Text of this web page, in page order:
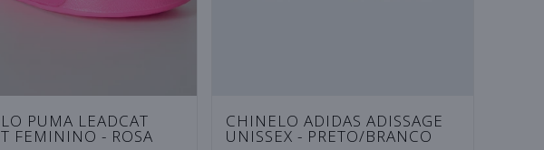
PUMA LEADCAT
FEMININO - ROSA
CHINELO ADIDAS ADISSAGE
UNISSEX - PRETO/BRANCO